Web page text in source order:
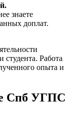
знаете
доплат.
студента. Работа
опыта и
Спб УГПС